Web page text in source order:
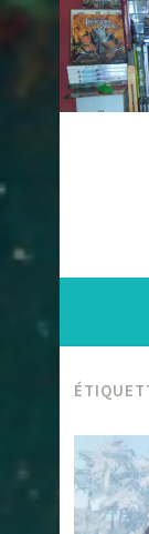
Accéder
au
contenu
principal